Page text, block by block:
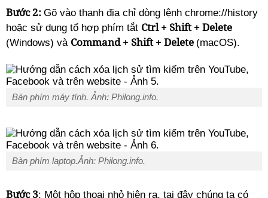
Bước 2: Gõ vào thanh địa chỉ dòng lệnh chrome://history
hoặc sử dụng tổ hợp phím tắt Ctrl + Shift + Delete
(Windows) và Command + Shift + Delete (macOS).
Bàn phím máy tính. Ảnh: Philong.info.
Bàn phím laptop.Ảnh: Philong.info.
Bước 3: Một hộp thoại nhỏ hiện ra, tại đây chúng ta có